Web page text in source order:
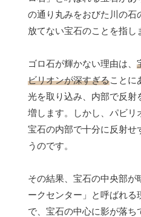
の通り丸みをおびた川の石
放てない宝石のことを指し
ゴロ石が輝かない理由は、
ビリオンが深すぎることに
光を取り込み、内部で反射
増します。しかし、パビリ
宝石の内部で十分に反射せ
うのです。
その結果、宝石の中央部が
ークセンター」と呼ばれる
で、宝石の中心に影が落ち